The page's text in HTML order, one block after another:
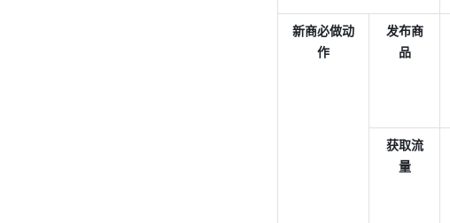
新商必做动
作
发布商
品
获取流
量